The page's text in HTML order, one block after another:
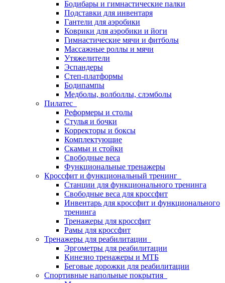
Бодибары и гимнастические палки
Подставки для инвентаря
Гантели для аэробики
Коврики для аэробики и йоги
Гимнастические мячи и фитболы
Массажные роллы и мячи
Утяжелители
Эспандеры
Степ-платформы
Бодипампы
Медболы, волболлы, слэмболы
Пилатес
Реформеры и столы
Стулья и бочки
Корректоры и боксы
Комплектующие
Скамьи и стойки
Свободные веса
Функциональные тренажеры
Кроссфит и функциональный тренинг
Станции для функционального тренинга
Свободные веса для кроссфит
Инвентарь для кроссфит и функционального
тренинга
Тренажеры для кроссфит
Рамы для кроссфит
Тренажеры для реабилитации
Эргометры для реабилитации
Кинезио тренажеры и МТБ
Беговые дорожки для реабилитации
Спортивные напольные покрытия